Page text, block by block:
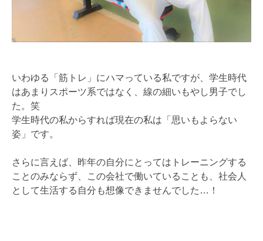
いわゆる「筋トレ」にハマっている私ですが、学生時代
はあまりスポーツ系ではなく、線の細いもやし男子でし
た。笑
学生時代の私からすれば現在の私は「思いもよらない
姿」です。
さらに言えば、昨年の自分にとってはトレーニングする
ことのみならず、この会社で働いていることも、社会人
として生活する自分も想像できませんでした…！